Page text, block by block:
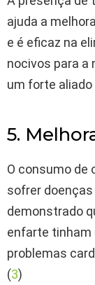
ajuda a
e é eficaz na
nocivos para a
um forte
5.
O consumo de
sofrer
demonstrado
enfarte tinham
problemas
(3)